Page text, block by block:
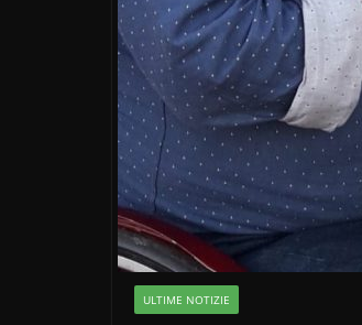
ULTIME NOTIZIE